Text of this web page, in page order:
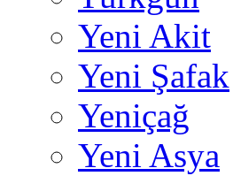
Yeni Akit
Yeni Şafak
Yeniçağ
Yeni Asya